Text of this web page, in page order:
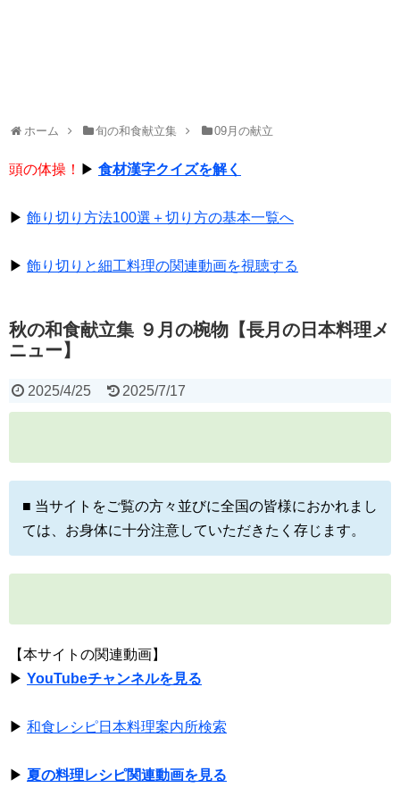
ホーム 旬の和食献立集 09月の献立
頭の体操！ ▶ 食材漢字クイズを解く
▶ 飾り切り方法100選＋切り方の基本一覧へ
▶ 飾り切りと細工料理の関連動画を視聴する
秋の和食献立集 ９月の椀物【長月の日本料理メ
ニュー】
2025/4/25 2025/7/17
■ 当サイトをご覧の方々並びに全国の皆様におかれまし
ては、お身体に十分注意していただきたく存じます。
【本サイトの関連動画】
▶ YouTubeチャンネルを見る
▶ 和食レシピ日本料理案内所検索
▶ 夏の料理レシピ関連動画を見る